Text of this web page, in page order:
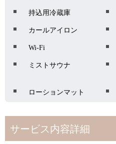
サービス内容詳細
持込用冷蔵庫
カールアイロン
Wi-Fi
ミストサウナ
ローションマット